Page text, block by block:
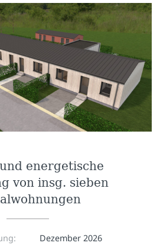
energetische
von insg. sieben
Dezember 2026